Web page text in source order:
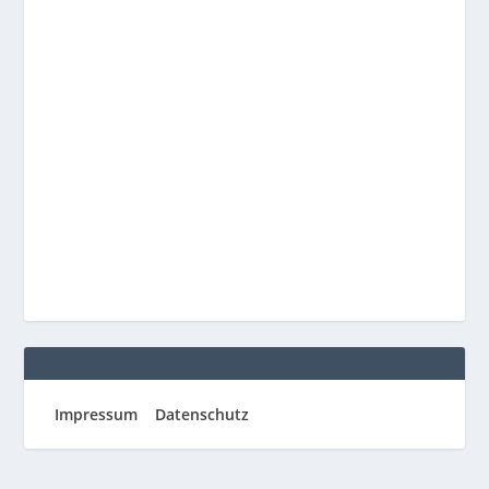
Impressum Datenschutz